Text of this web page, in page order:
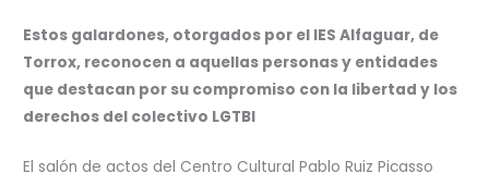
Estos galardones, otorgados por el IES Alfaguar, de
Torrox, reconocen a aquellas personas y entidades
que destacan por su compromiso con la libertad y los
derechos del colectivo LGTBI
El salón de actos del Centro Cultural Pablo Ruiz Picasso